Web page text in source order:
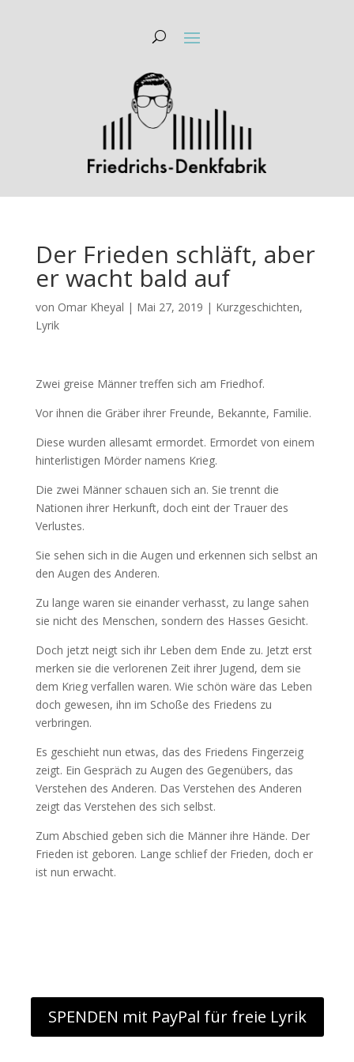
Der Frieden schläft, aber
er wacht bald auf
von Omar Kheyal | Mai 27, 2019 | Kurzgeschichten,
Lyrik
Zwei greise Männer treffen sich am Friedhof.
Vor ihnen die Gräber ihrer Freunde, Bekannte, Familie.
Diese wurden allesamt ermordet. Ermordet von einem
hinterlistigen Mörder namens Krieg.
Die zwei Männer schauen sich an. Sie trennt die
Nationen ihrer Herkunft, doch eint der Trauer des
Verlustes.
Sie sehen sich in die Augen und erkennen sich selbst an
den Augen des Anderen.
Zu lange waren sie einander verhasst, zu lange sahen
sie nicht des Menschen, sondern des Hasses Gesicht.
Doch jetzt neigt sich ihr Leben dem Ende zu. Jetzt erst
merken sie die verlorenen Zeit ihrer Jugend, dem sie
dem Krieg verfallen waren. Wie schön wäre das Leben
doch gewesen, ihn im Schoße des Friedens zu
verbringen.
Es geschieht nun etwas, das des Friedens Fingerzeig
zeigt. Ein Gespräch zu Augen des Gegenübers, das
Verstehen des Anderen. Das Verstehen des Anderen
zeigt das Verstehen des sich selbst.
Zum Abschied geben sich die Männer ihre Hände. Der
Frieden ist geboren. Lange schlief der Frieden, doch er
ist nun erwacht.
SPENDEN mit PayPal für freie Lyrik